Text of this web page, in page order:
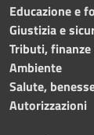
Educazione e
Giustizia e
Tributi,
Ambiente
Salute,
Autorizzazioni